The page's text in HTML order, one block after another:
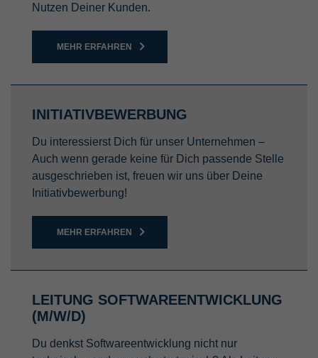
Nutzen Deiner Kunden.
MEHR ERFAHREN
INITIATIVBEWERBUNG
Du interessierst Dich für unser Unternehmen –
Auch wenn gerade keine für Dich passende Stelle
ausgeschrieben ist, freuen wir uns über Deine
Initiativbewerbung!
MEHR ERFAHREN
LEITUNG SOFTWAREENTWICKLUNG
(M/W/D)
Du denkst Softwareentwicklung nicht nur